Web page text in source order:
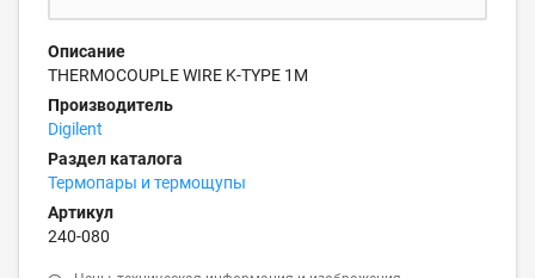
Описание
THERMOCOUPLE WIRE K-TYPE 1M
Производитель
Digilent
Раздел каталога
Термопары и термощупы
Артикул
240-080